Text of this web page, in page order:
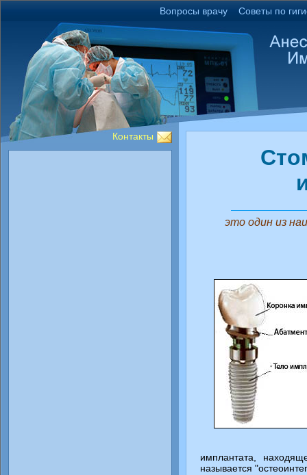
Вопросы врачу Советы по
Контакты
это один из
имплантата,
называется